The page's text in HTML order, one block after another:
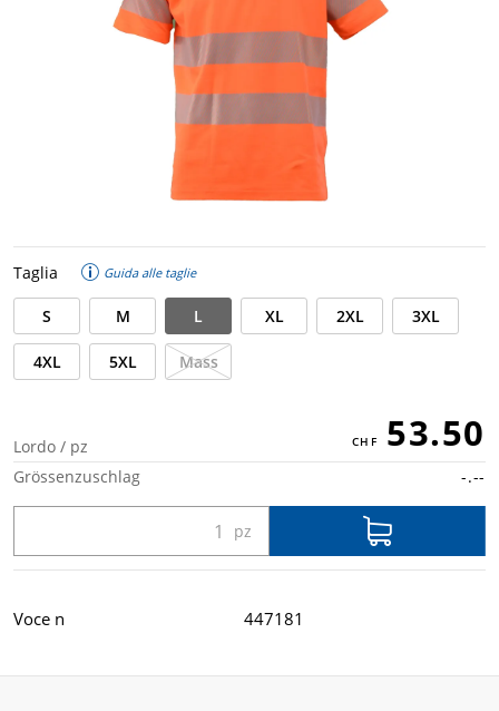
Taglia Guida alle taglie
S M L XL 2XL 3XL
4XL 5XL Mass
Lordo / pz 53.50
Grössenzuschlag -.--
Voce n 447181